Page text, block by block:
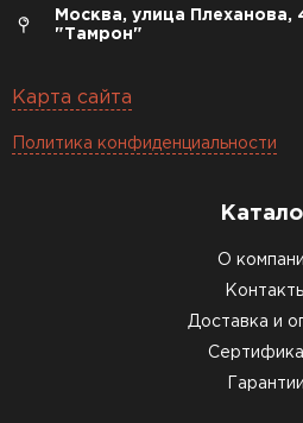
Москва, улица Плеханова,
"Тамрон"
Карта сайта
Политика конфиденциальности
О
Контакты
Доставка и
Гарантии